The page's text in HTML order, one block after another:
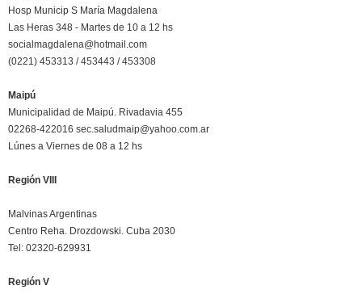
Hosp Municip S María Magdalena
Las Heras 348 - Martes de 10 a 12 hs
socialmagdalena@hotmail.com
(0221) 453313 / 453443 / 453308
Maipú
Municipalidad de Maipú. Rivadavia 455
02268-422016 sec.saludmaip@yahoo.com.ar
Lúnes a Viernes de 08 a 12 hs
Región VIII
Malvinas Argentinas
Centro Reha. Drozdowski. Cuba 2030
Tel: 02320-629931
Región V